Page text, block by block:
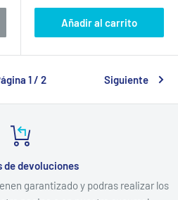
venta
Añadir al carrito
1 / 2 Siguiente
de devoluciones
garantizado y podras realizar los